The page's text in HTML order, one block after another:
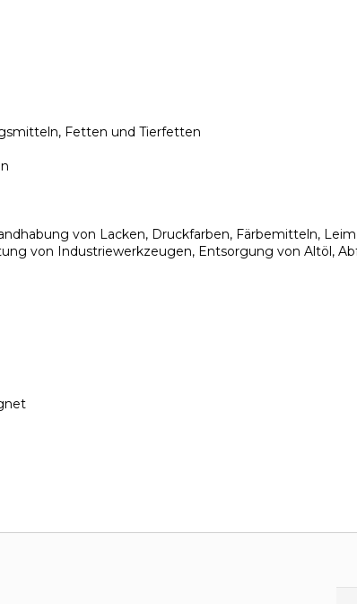
Fetten und Tierfetten
von Lacken, Druckfarben, Färbemitteln,
von Industriewerkzeugen, Entsorgung von Altöl,